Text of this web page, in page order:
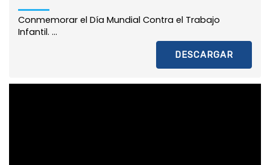
Conmemorar el Día Mundial Contra el Trabajo
Infantil. ...
DESCARGAR